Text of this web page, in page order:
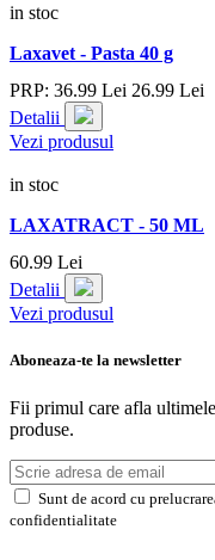
in stoc
Laxavet - Pasta 40 g
PRP: 36.99 Lei 26.99 Lei
Detalii
Vezi produsul
in stoc
LAXATRACT - 50 ML
60.99 Lei
Detalii
Vezi produsul
Aboneaza-te la newsletter
Fii primul care afla
produse.
Sunt de acord cu
confidentialitate